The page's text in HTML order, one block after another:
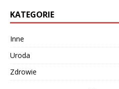
KATEGORIE
Inne
Uroda
Zdrowie